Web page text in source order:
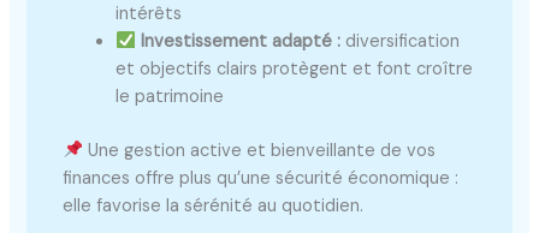
intérêts
Investissement adapté :diversification
et objectifs clairs protègent et font croître
le patrimoine
Une gestion active et bienveillante de vos
finances offre plus qu’une sécurité économique :
elle favorise la sérénité au quotidien.